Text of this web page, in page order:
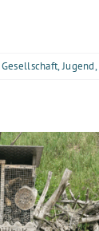
Gesellschaft,Jugend,